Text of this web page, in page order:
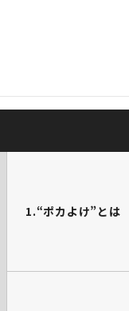
1.“ポカよけ”とは